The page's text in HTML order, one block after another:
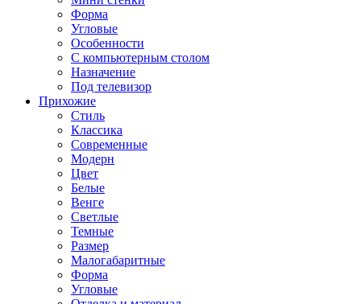
Форма
Угловые
Особенности
С компьютерным столом
Назначение
Под телевизор
Прихожие
Стиль
Классика
Современные
Модерн
Цвет
Белые
Венге
Светлые
Темные
Размер
Малогабаритные
Форма
Угловые